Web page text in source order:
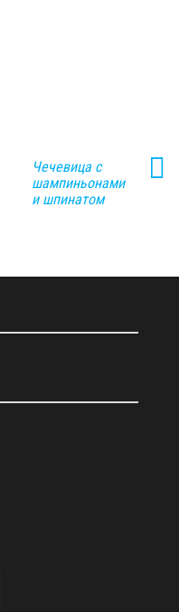
Чечевица с
шампиньонами
и шпинатом